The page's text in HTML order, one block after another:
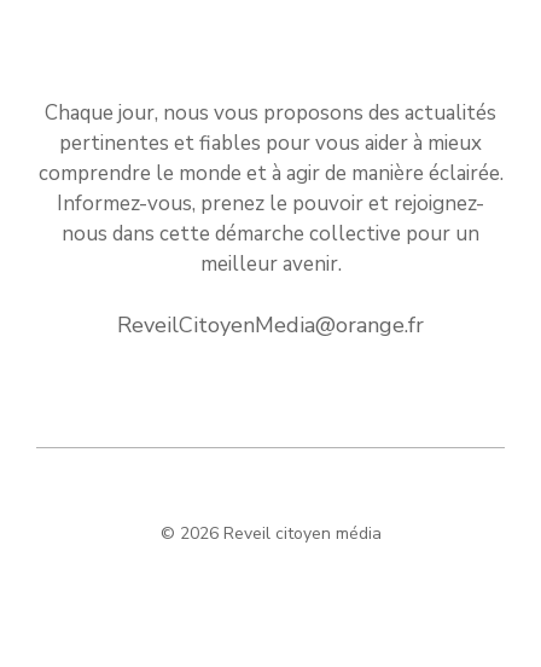
Chaque jour, nous vous proposons des actualités
pertinentes et fiables pour vous aider à mieux
comprendre le monde et à agir de manière éclairée.
Informez-vous, prenez le pouvoir et rejoignez-
nous dans cette démarche collective pour un
meilleur avenir.
ReveilCitoyenMedia@orange.fr
© 2026 Reveil citoyen média